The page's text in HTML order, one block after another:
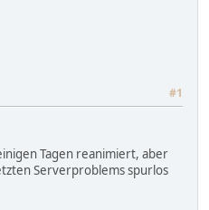
#1
Tagen reanimiert, aber
Serverproblems spurlos